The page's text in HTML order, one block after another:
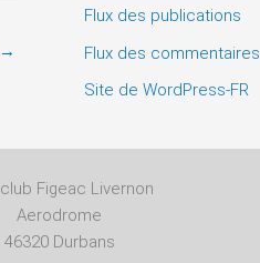
→
Flux des publications
Flux des commentaires
Site de WordPress-FR
Figeac Livernon
Aerodrome
46320 Durbans